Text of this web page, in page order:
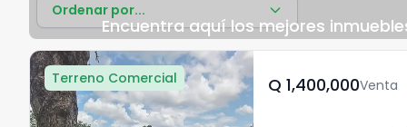
Encuentra aquí los mejores
Ordenar por...
Terreno Comercial Q	1,400,000Venta